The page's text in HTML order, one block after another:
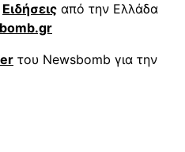
Ειδήσεις από την Ελλάδα
του Newsbomb για την